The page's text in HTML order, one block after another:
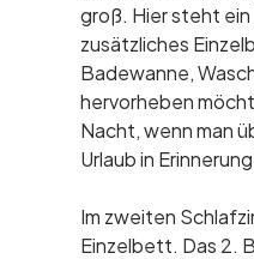
groß. Hier steht
zusätzliches
Badewanne,
hervorheben
Nacht, wenn man
Urlaub in
Im zweiten
Einzelbett. Das 2.